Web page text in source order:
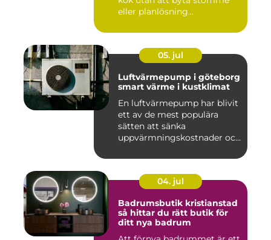
eller planlösning...
05. jul
Luftvärmepump i göteborg
smart värme i kustklimat
En luftvärmepump har blivit
ett av de mest populära
sätten att sänka
uppvärmningskostnader och
04. jul
Badrumsbutik kristianstad
så hittar du rätt butik för
ditt nya badrum